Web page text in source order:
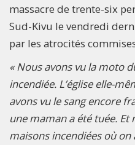
massacre de trente-six
Sud-Kivu le vendredi
par les atrocités
« Nous avons vu la moto
incendiée. L’église elle-
avons vu le sang encore
une maman a été tuée. Et
maisons incendiées où on